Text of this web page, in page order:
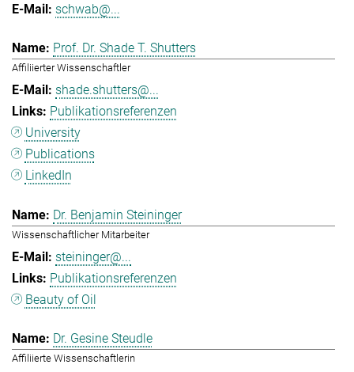
schwab@...
Prof. Dr. Shade T. Shutters
Affiliierter Wissenschaftler
shade.shutters@...
Publikationsreferenzen
University
Publications
LinkedIn
Dr. Benjamin Steininger
Wissenschaftlicher Mitarbeiter
steininger@...
Publikationsreferenzen
Beauty of Oil
Dr. Gesine Steudle
Affiliierte Wissenschaftlerin